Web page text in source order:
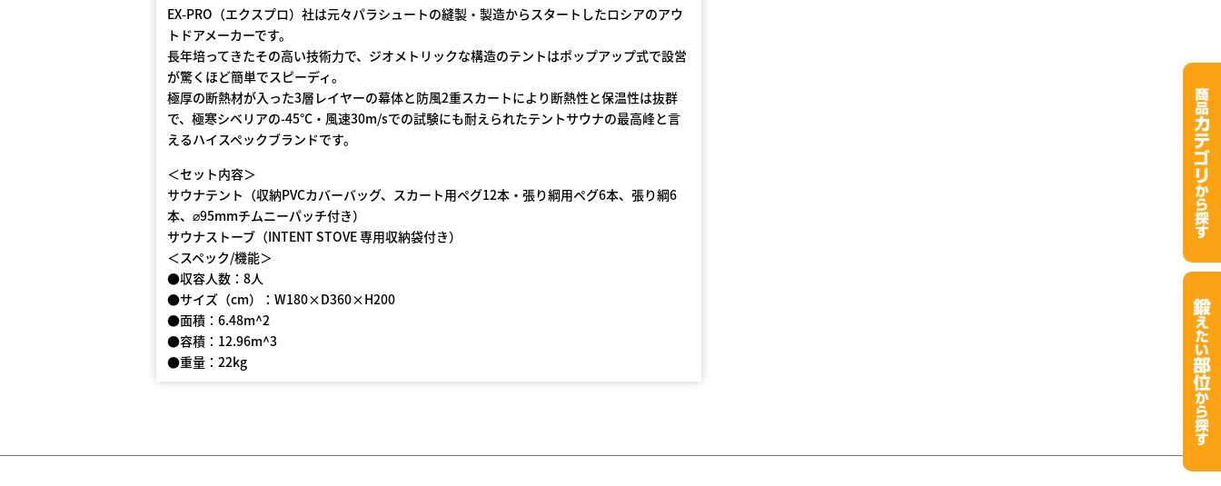
EX-PRO（エクスプロ）社は元々パラシュートの縫製・製造からスタートしたロシアのアウ
トドアメーカーです。
長年培ってきたその高い技術力で、ジオメトリックな構造のテントはポップアップ式で設営
が驚くほど簡単でスピーディ。
極厚の断熱材が入った3層レイヤーの幕体と防風2重スカートにより断熱性と保温性は抜群
で、極寒シベリアの-45°C・風速30m/sでの試験にも耐えられたテントサウナの最高峰と言
えるハイスペックブランドです。
＜セット内容＞
サウナテント（収納PVCカバーバッグ、スカート用ペグ12本・張り綱用ペグ6本、張り綱6
本、⌀95mmチムニーパッチ付き）
サウナストーブ（INTENT STOVE 専用収納袋付き）
＜スペック/機能＞
●収容人数：8人
●サイズ（cm）：W180×D360×H200
●面積：6.48m^2
●容積：12.96m^3
●重量：22kg